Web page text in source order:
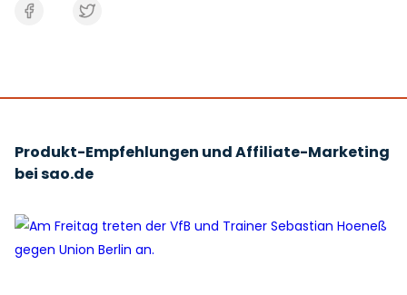
Produkt-Empfehlungen und Affiliate-Marketing
bei sao.de